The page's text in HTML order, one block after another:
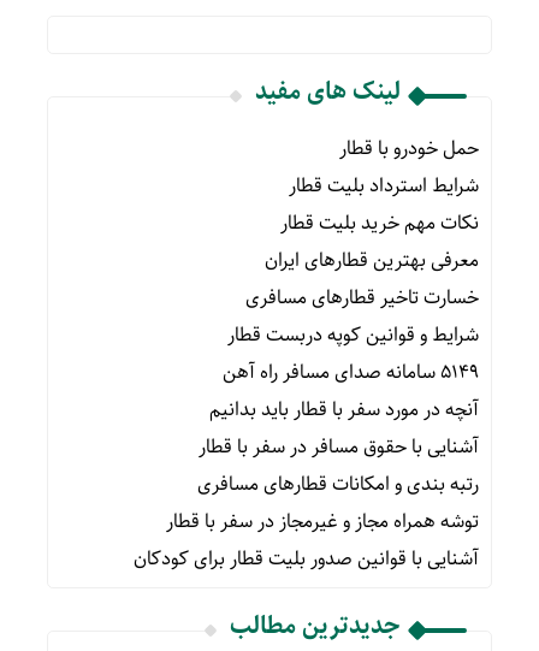
لینک های مفید
حمل خودرو با قطار
شرایط استرداد بلیت قطار
نکات مهم خرید بلیت قطار
معرفی بهترین قطارهای ایران
خسارت تاخیر قطارهای مسافری
شرایط و قوانین کوپه دربست قطار
۵۱۴۹ سامانه صدای مسافر راه آهن
آنچه در مورد سفر با قطار باید بدانیم
آشنایی با حقوق مسافر در سفر با قطار
رتبه بندی و امکانات قطارهای مسافری
توشه همراه مجاز و غیرمجاز در سفر با قطار
آشنایی با قوانین صدور بلیت قطار برای کودکان
جدیدترین مطالب